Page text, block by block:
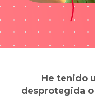
He tenido
desprotegida